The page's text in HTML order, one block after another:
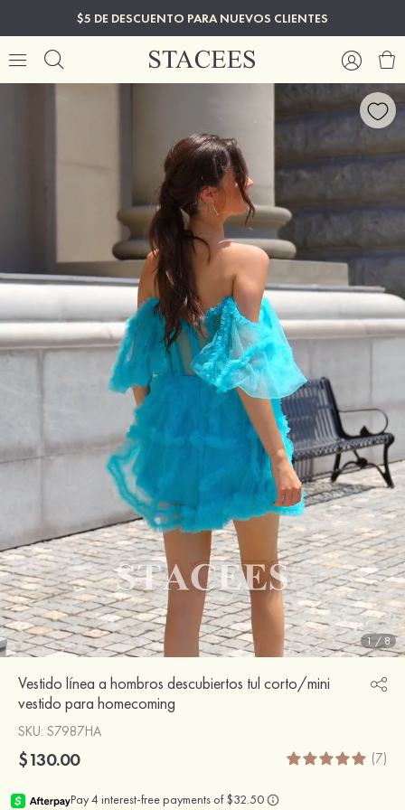
$5 DE DESCUENTO PARA NUEVOS CLIENTES
1/ 8
Vestido línea a hombros descubiertos tul corto/mini
vestido para homecoming
SKU: S7987HA
$130.00 (7)